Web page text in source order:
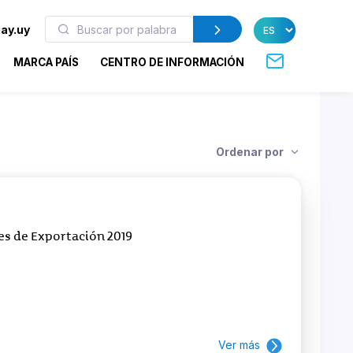
MARCA PAÍS CENTRO DE INFORMACIÓN
Ordenar por
de Exportación 2019
Ver más